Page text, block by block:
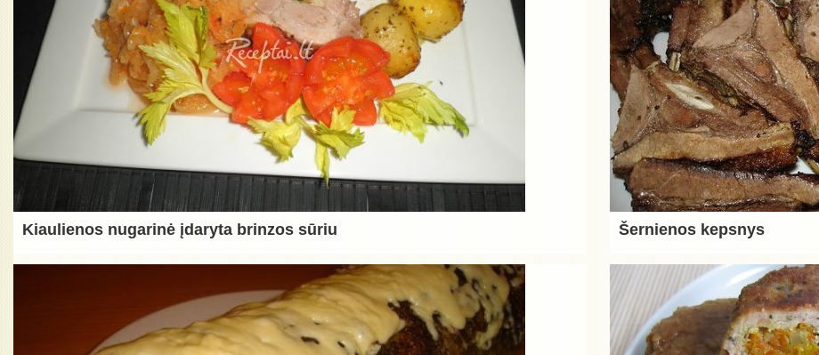
Kiaulienos nugarinė įdaryta brinzos sūriu Šernienos kepsnys